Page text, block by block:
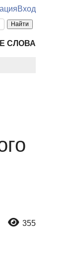
Вход
СЛОВА
355